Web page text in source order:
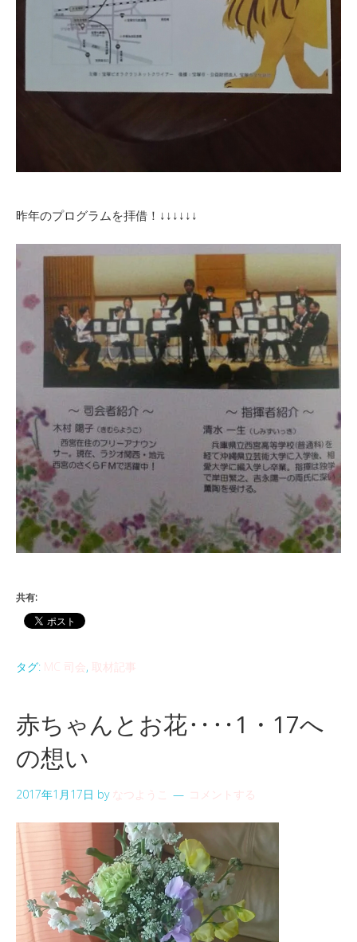
昨年のプログラムを拝借！↓↓↓↓↓↓
共有:
タグ: MC 司会, 取材記事
赤ちゃんとお花‥‥1・17へ
の想い
2017年1月17日 by なつようこ コメントする